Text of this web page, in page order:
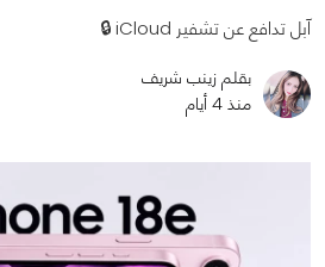
آبل تدافع عن تشفير iCloud 🔒
بقلم زينب شريف
منذ 4 أيام